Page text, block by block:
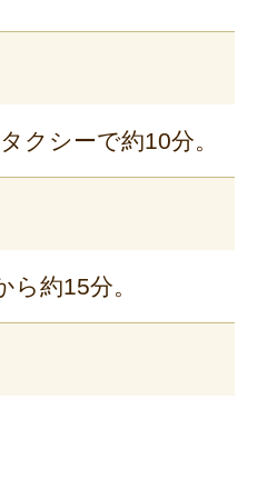
クシーで約10分。
ら約15分。